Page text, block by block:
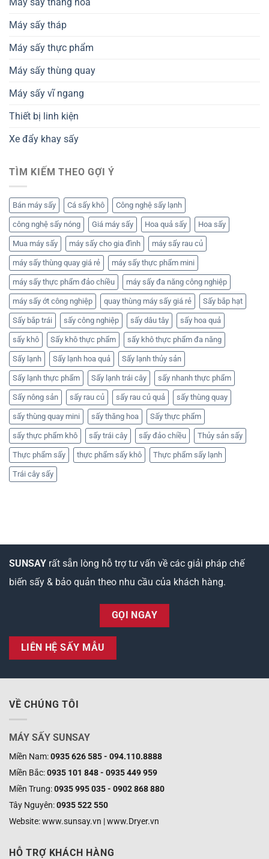
Máy sấy tháp
Máy sấy thực phẩm
Máy sấy thùng quay
Máy sấy vĩ ngang
Thiết bị linh kiện
Xe đẩy khay sấy
TÌM KIẾM THEO GỢI Ý
Bán máy sấy Cá sấy khô Công nghệ sấy lạnh
công nghệ sấy nóng Giá máy sấy Hoa quả sấy Hoa sấy
Mua máy sấy máy sấy cho gia đình máy sấy rau củ
máy sấy thùng quay giá rẻ máy sấy thực phẩm mini
máy sấy thực phẩm đảo chiều máy sấy đa năng công nghiệp
máy sấy ớt công nghiệp quay thùng máy sấy giá rẻ Sấy bắp hạt
Sấy bắp trái sấy công nghiệp sấy dâu tây sấy hoa quả
sấy khô Sấy khô thực phẩm sấy khô thực phẩm đa năng
Sấy lạnh Sấy lạnh hoa quả Sấy lạnh thủy sản
Sấy lạnh thực phẩm Sấy lạnh trái cây sấy nhanh thực phẩm
Sấy nông sản sấy rau củ sấy rau củ quả sấy thùng quay
sấy thùng quay mini sấy thăng hoa Sấy thực phẩm
sấy thực phẩm khô sấy trái cây sấy đảo chiều Thủy sản sấy
Thực phẩm sấy thực phẩm sấy khô Thực phẩm sấy lạnh
Trái cây sấy
SUNSAY rất sẵn lòng hỗ trợ tư vấn về các giải pháp chế
biến sấy & bảo quản theo nhu cầu của khách hàng.
GỌI NGAY
LIÊN HỆ SẤY MẪU
VỀ CHÚNG TÔI
MÁY SẤY SUNSAY
Miền Nam:0935 626 585 - 094.110.8888
Miền Bắc:0935 101 848 - 0935 449 959
Miền Trung:0935 995 035 - 0902 868 880
Tây Nguyên:0935 522 550
Website: www.sunsay.vn | www.Dryer.vn
HỖ TRỢ KHÁCH HÀNG